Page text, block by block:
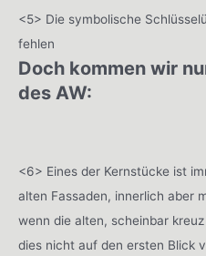
<5> Die symbolische
fehlen
Doch kommen wir
des AW:
<6> Eines der Kernstücke ist
alten Fassaden, innerlich aber
wenn die alten, scheinbar
dies nicht auf den ersten Blick